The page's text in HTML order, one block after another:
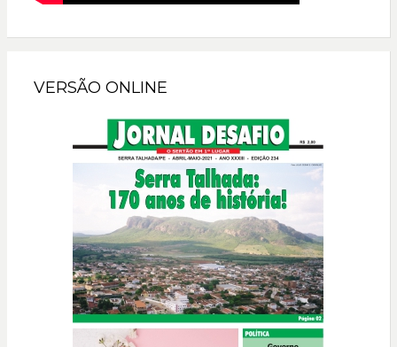
VERSÃO ONLINE